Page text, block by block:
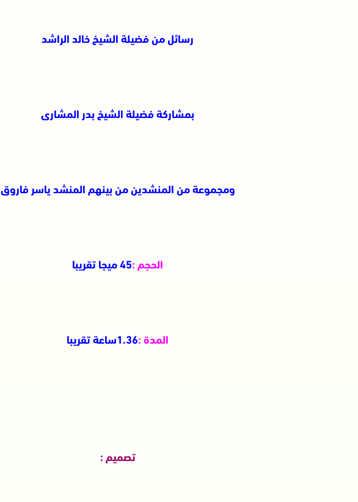
رسائل من فضيلة الشيخخالد الراشد
بمشاركة فضيلة الشيخ بدر المشارى
ومجموعة من المنشدين من بينهم المنشد ياسر فاروق
الحجم :45 ميجا تقريبا
المدة:1.36ساعة تقريبا
تصميم :